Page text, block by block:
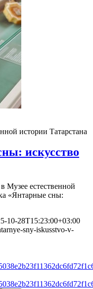
истории Татарстана
искусство
Музее естественной
«Янтарные сны:
10-28T15:23:00+03:00
sny-iskusstvo-v-